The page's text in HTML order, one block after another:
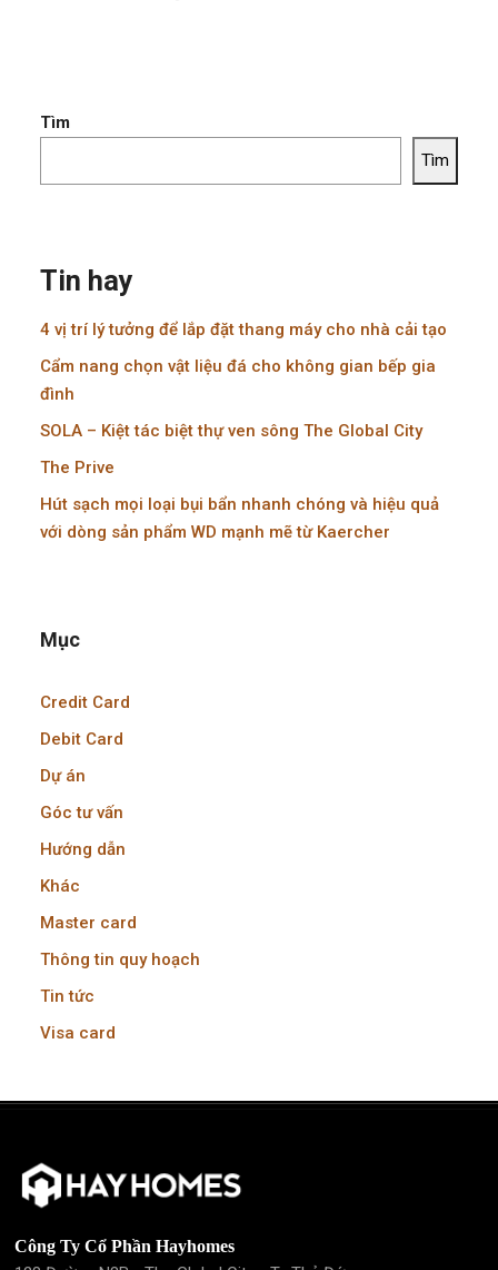
Tìm
Tìm
Tin hay
4 vị trí lý tưởng để lắp đặt thang máy cho nhà cải tạo
Cẩm nang chọn vật liệu đá cho không gian bếp gia
đình
SOLA – Kiệt tác biệt thự ven sông The Global City
The Prive
Hút sạch mọi loại bụi bẩn nhanh chóng và hiệu quả
với dòng sản phẩm WD mạnh mẽ từ Kaercher
Mục
Credit Card
Debit Card
Dự án
Góc tư vấn
Hướng dẫn
Khác
Master card
Thông tin quy hoạch
Tin tức
Visa card
Công Ty Cổ Phần Hayhomes